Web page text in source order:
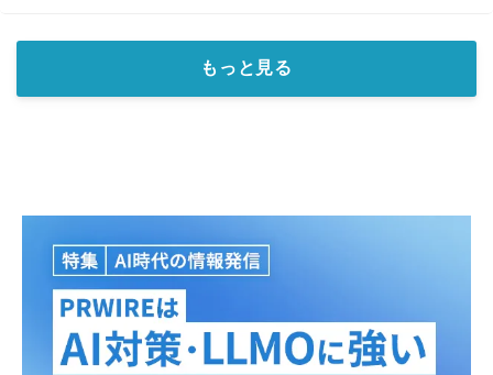
もっと見る